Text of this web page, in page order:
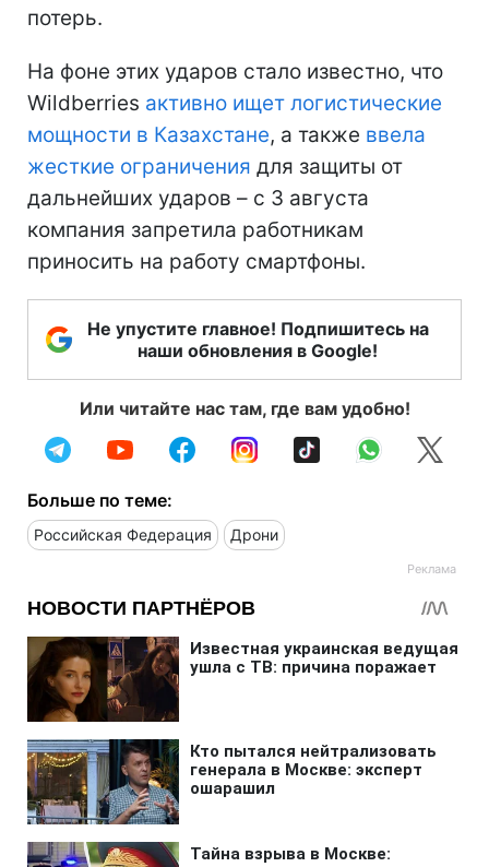
потерь.
На фоне этих ударов стало известно, что
Wildberries активно ищет логистические
мощности в Казахстане, а также ввела
жесткие ограничения для защиты от
дальнейших ударов – с 3 августа
компания запретила работникам
приносить на работу смартфоны.
Не упустите главное! Подпишитесь на
наши обновления в Google!
Или читайте нас там, где вам удобно!
Больше по теме:
Российская Федерация Дрони